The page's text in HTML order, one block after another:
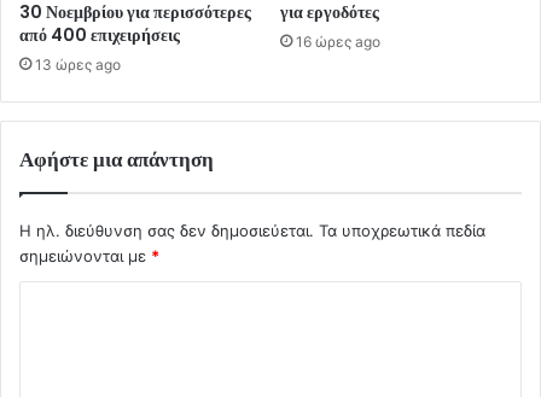
30 Νοεμβρίου για περισσότερες
από 400 επιχειρήσεις
13 ώρες ago
για εργοδότες
16 ώρες ago
Αφήστε μια απάντηση
Η ηλ. διεύθυνση σας δεν δημοσιεύεται. Τα υποχρεωτικά πεδία
σημειώνονται με *